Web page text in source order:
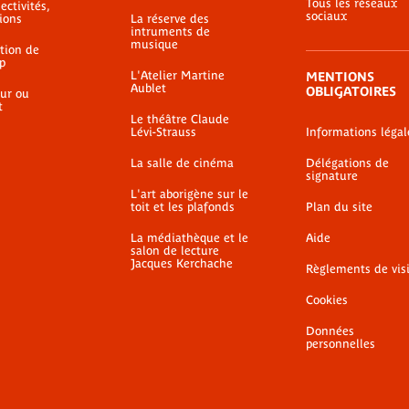
de
ou
La réserve des
intruments de
musique
L'Atelier Martine
Aublet
Le théâtre Claude
Lévi-Strauss
La salle de cinéma
L'art aborigène sur le
toit et les plafonds
La médiathèque et le
salon de lecture
Jacques Kerchache
Tous les réseaux
sociaux
MENTIONS
OBLIGATOIRES
Informations
Délégations de
signature
Plan du site
Aide
Règlements de
Cookies
Données
personnelles